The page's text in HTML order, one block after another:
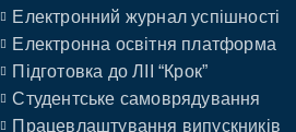
Електронний журнал успішності
Електронна освітня платформа
Підготовка до ЛІІ “Крок”
Студентське самоврядування
Працевлаштування випускників